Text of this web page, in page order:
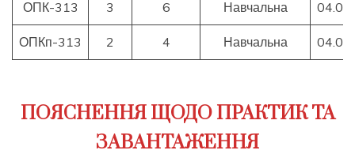
ОПК-313 3 6 Навчальна
ОПКп-313 2 4 Навчальна
ПОЯСНЕННЯ ЩОДО ПРАКТИК ТА
ЗАВАНТАЖЕННЯ